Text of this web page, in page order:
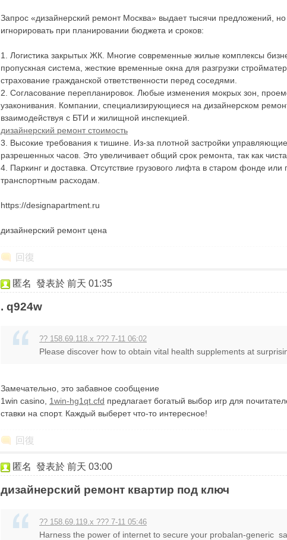
Запрос «дизайнерский ремонт Москва» выдает тысячи предложений,
игнорировать при планировании бюджета и сроков:
1. Логистика закрытых ЖК. Многие современные жилые комплексы
пропускная система, жесткие временные окна для разгрузки
страхование гражданской ответственности перед соседями.
2. Согласование перепланировок. Любые изменения мокрых зон,
узаконивания. Компании, специализирующиеся на дизайнерском
взаимодействуя с БТИ и жилищной инспекцией.
дизайнерский ремонт стоимость
3. Высокие требования к тишине. Из-за плотной застройки
разрешенных часов. Это увеличивает общий срок ремонта, так как
4. Паркинг и доставка. Отсутствие грузового лифта в старом фонде
транспортным расходам.
https://designapartment.ru
дизайнерский ремонт цена
回復
匿名 發表於 前天 01:35
. q924w
?? 158.69.118.x ??? 7-11 06:02
Please discover how to obtain vital health supplements at
Замечательно, это забавное сообщение
1win casino, 1win-hg1qt.cfd предлагает богатый выбор игр для
ставки на спорт. Каждый выберет что-то интересное!
回復
匿名 發表於 前天 03:00
дизайнерский ремонт квартир под ключ
?? 158.69.119.x ??? 7-11 05:46
Harness the power of internet to secure your probalan-generic